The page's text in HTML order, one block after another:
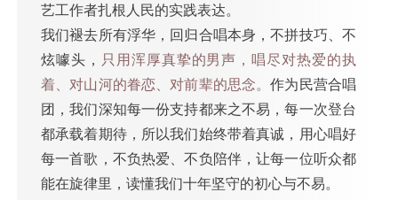
艺工作者扎根人民的实践表达。
我们褪去所有浮华，回归合唱本身，不拼技巧、不
炫噱头，
只用浑厚真挚的男声，唱尽对热爱的执
着、对山河的眷恋、对前辈的思念。作为民营合唱
团，我们深知每一份支持都来之不易，每一次登台
都承载着期待，所以我们始终带着真诚，用心唱好
每一首歌，不负热爱、不负陪伴，让每一位听众都
能在旋律里，读懂我们十年坚守的初心与不易。